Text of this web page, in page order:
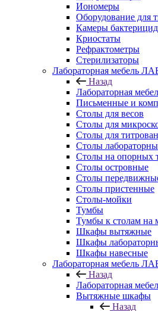
Иономеры
Оборудование для
Камеры
Криостаты
Рефрактометры
Стерилизаторы
Лабораторная мебель
Назад
Лабораторная
Письменные и
Столы для весов
Столы для
Столы для
Столы
Столы на опорных
Столы островные
Столы
Столы пристенные
Столы-мойки
Тумбы
Тумбы к столам на
Шкафы вытяжные
Шкафы
Шкафы навесные
Лабораторная мебель
Назад
Лабораторная
Вытяжные шкафы
Назад